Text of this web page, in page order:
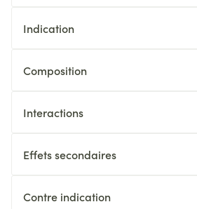
Indication
Composition
Interactions
Effets secondaires
Contre indication